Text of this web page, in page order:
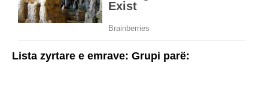
Lista zyrtare e emrave: Grupi parë: